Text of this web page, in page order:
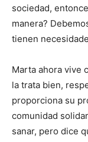
sociedad,
manera?
tienen
Marta ahora vive
la trata bien,
proporciona su
comunidad
sanar, pero dice